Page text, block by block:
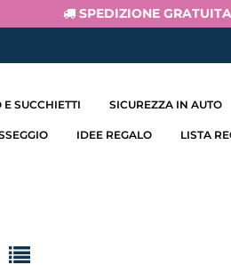
SPEDIZIONE GRATUITA
SUCCHIETTI SICUREZZA IN AUTO
IDEE REGALO LISTA